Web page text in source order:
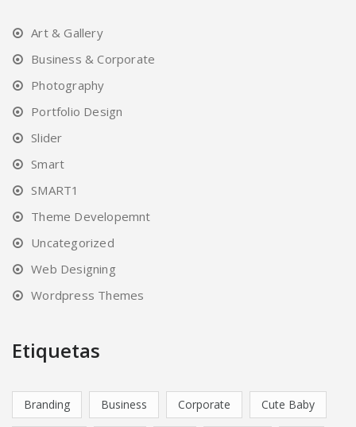
Art & Gallery
Business & Corporate
Photography
Portfolio Design
Slider
Smart
SMART1
Theme Developemnt
Uncategorized
Web Designing
Wordpress Themes
Etiquetas
Branding Business Corporate Cute Baby